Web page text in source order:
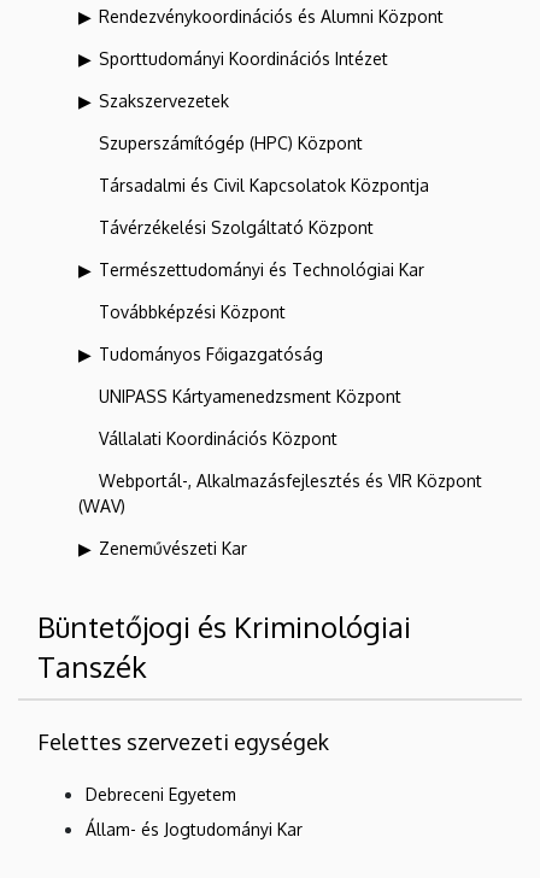
Rendezvénykoordinációs és Alumni Központ
Sporttudományi Koordinációs Intézet
Szakszervezetek
Szuperszámítógép (HPC) Központ
Társadalmi és Civil Kapcsolatok Központja
Távérzékelési Szolgáltató Központ
Természettudományi és Technológiai Kar
Továbbképzési Központ
Tudományos Főigazgatóság
UNIPASS Kártyamenedzsment Központ
Vállalati Koordinációs Központ
Webportál-, Alkalmazásfejlesztés és VIR Központ
(WAV)
Zeneművészeti Kar
Büntetőjogi és Kriminológiai
Tanszék
Felettes szervezeti egységek
Debreceni Egyetem
Állam- és Jogtudományi Kar